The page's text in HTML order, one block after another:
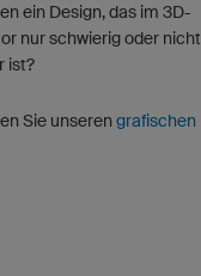
ein Design, das im 3D-
nur schwierig oder nicht
ist?
Sie unserengrafischen